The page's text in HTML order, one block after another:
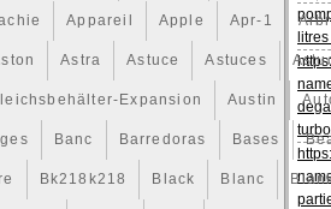
Appareil Apple Apr-1
Astra Astuce Astuces
Expansion Austin
Banc Barredoras Bases
Bk218k218 Black Blanc